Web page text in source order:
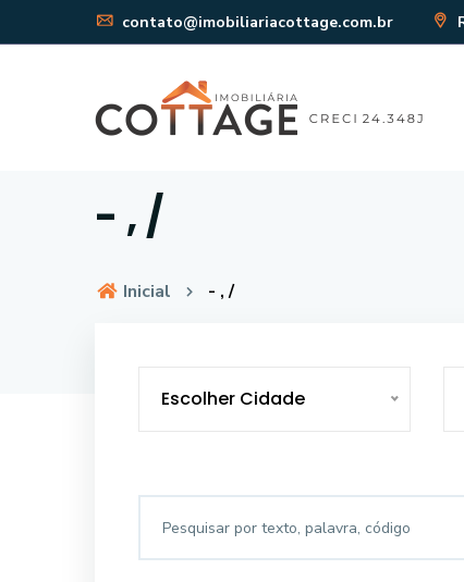
contato@imobiliariacottage.com.br
- , /
Inicial - , /
Escolher Cidade